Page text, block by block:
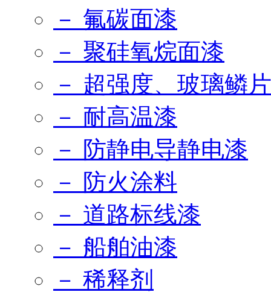
－ 氟碳面漆
－ 聚硅氧烷面漆
－ 超强度、玻璃鳞
－ 耐高温漆
－ 防静电导静电漆
－ 防火涂料
－ 道路标线漆
－ 船舶油漆
－ 稀释剂